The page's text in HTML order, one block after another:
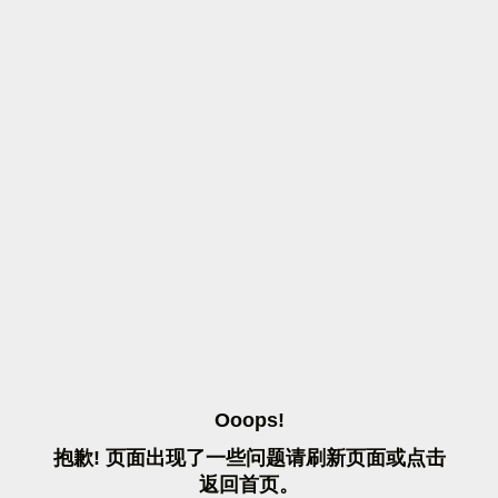
OOOPS!
抱歉! 页面出现了一些问题请刷 新页面或点击
返 回首页。